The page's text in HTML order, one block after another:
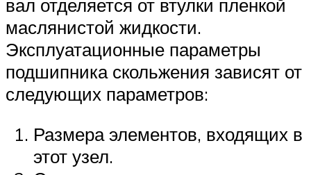
вал отделяется от втулки пленкой
маслянистой жидкости.
Эксплуатационные параметры
подшипника скольжения зависят от
следующих параметров:
Размера элементов, входящих в
этот узел.